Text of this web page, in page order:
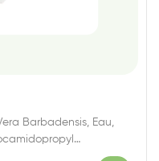
Barbadensis, Eau,